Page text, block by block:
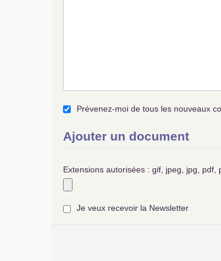
Prévenez-moi de tous les nouveaux
Ajouter un document
Extensions autorisées : gif, jpeg, jpg, pdf,
Je veux recevoir la Newsletter